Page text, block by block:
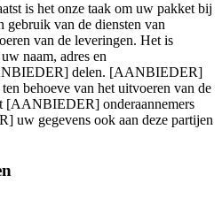
is het onze taak om uw pakket bij
gebruik van de diensten van
van de leveringen. Het is
naam, adres en
delen. [AANBIEDER]
behoeve van het uitvoeren van de
[AANBIEDER] onderaannemers
uw gegevens ook aan deze partijen